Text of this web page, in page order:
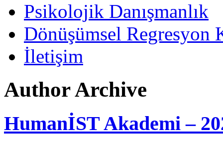
Psikolojik Danışmanlık
Dönüşümsel Regresyon
İletişim
Author Archive
HumanİST Akademi –